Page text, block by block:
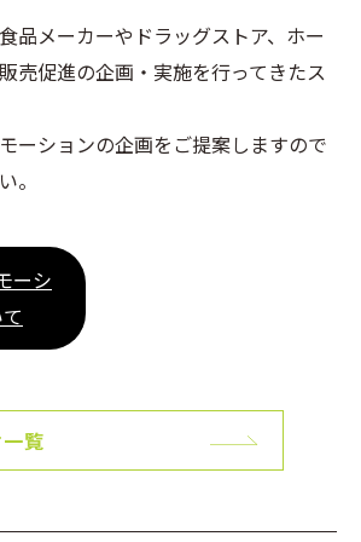
品メーカーやドラッグストア、ホー
売促進の企画・実施を行ってきたス
ーションの企画をご提案しますので
。
ーシ
覧